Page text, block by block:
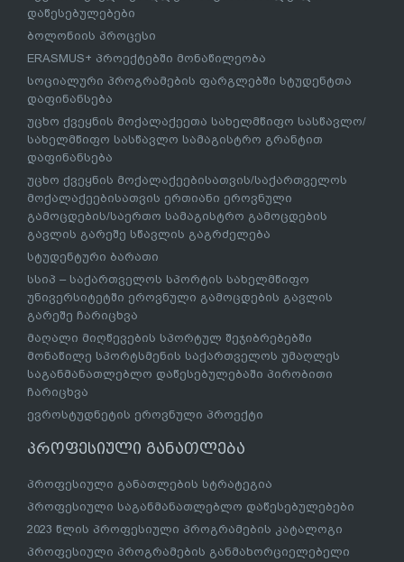
დაწესებულებები
ბოლონიის პროცესი
ERASMUS+ პროექტებში მონაწილეობა
სოციალური პროგრამების ფარგლებში სტუდენტთა
დაფინანსება
უცხო ქვეყნის მოქალაქეეთა სახელმწიფო სასწავლო/
სახელმწიფო სასწავლო სამაგისტრო გრანტით
დაფინანსება
უცხო ქვეყნის მოქალაქეებისათვის/საქართველოს
მოქალაქეებისათვის ერთიანი ეროვნული
გამოცდების/საერთო სამაგისტრო გამოცდების
გავლის გარეშე სწავლის გაგრძელება
სტუდენტური ბარათი
სსიპ – საქართველოს სპორტის სახელმწიფო
უნივერსიტეტში ეროვნული გამოცდების გავლის
გარეშე ჩარიცხვა
მაღალი მიღწევების სპორტულ შეჯიბრებებში
მონაწილე სპორტსმენის საქართველოს უმაღლეს
საგანმანათლებლო დაწესებულებაში პირობითი
ჩარიცხვა
ევროსტუდნეტის ეროვნული პროექტი
პროფესიული განათლება
პროფესიული განათლების სტრატეგია
პროფესიული საგანმანათლებლო დაწესებულებები
2023 წლის პროფესიული პროგრამების კატალოგი
პროფესიული პროგრამების განმახორციელებელი